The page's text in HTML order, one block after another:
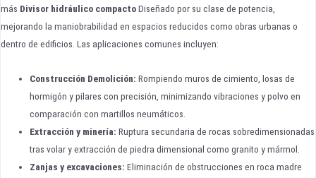
más Divisor hidráulico compactoDiseñado por su clase de potencia,
mejorando la maniobrabilidad en espacios reducidos como obras urbanas o
dentro de edificios. Las aplicaciones comunes incluyen:
Construcción Demolición: Rompiendo muros de cimiento, losas de
hormigón y pilares con precisión, minimizando vibraciones y polvo en
comparación con martillos neumáticos.
Extracción y minería: Ruptura secundaria de rocas sobredimensionadas
tras volar y extracción de piedra dimensional como granito y mármol.
Zanjas y excavaciones: Eliminación de obstrucciones en roca madre